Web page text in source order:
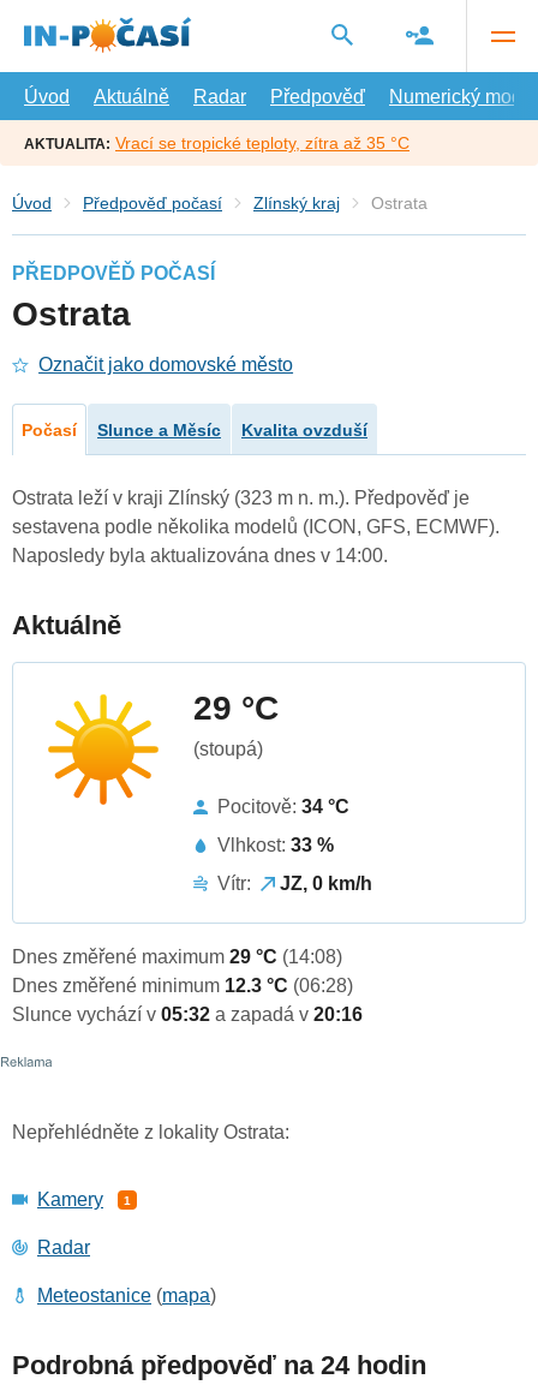
hlavní
Úvod
Aktuálně Radar Předpověď Numerický model
AKTUALITA: Vrací se tropické teploty, zítra až 35 °C
Úvod Předpověď počasí Zlínský kraj Ostrata
PŘEDPOVĚĎ POČASÍ
Ostrata
Označit jako domovské město
Počasí Slunce a Měsíc Kvalita ovzduší
Ostrata leží v kraji Zlínský (323 m n. m.). Předpověď je
sestavena podle několika modelů (ICON, GFS, ECMWF).
Naposledy byla aktualizována dnes v 14:00.
Aktuálně
29 °C
(stoupá)
Pocitově: 34 °C
Vlhkost: 33 %
Vítr:
JZ, 0 km/h
Dnes změřené maximum 29 °C (14:08)
Dnes změřené minimum 12.3 °C (06:28)
Slunce vychází v 05:32 a zapadá v 20:16
Nepřehlédněte z lokality Ostrata:
Kamery 1
Radar
Meteostanice (mapa)
Podrobná předpověď na 24 hodin